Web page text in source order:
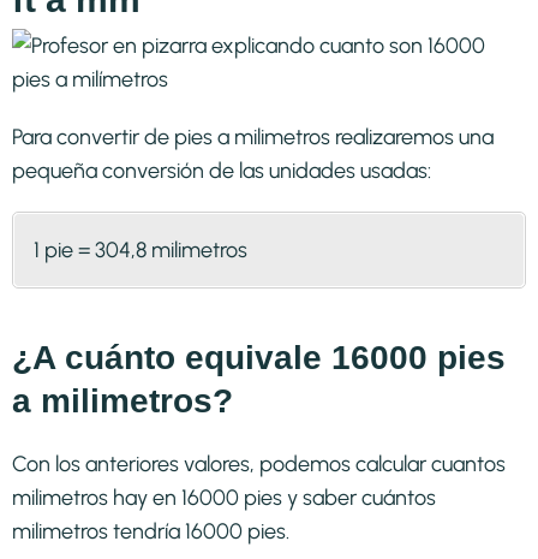
Para convertir de pies a milimetros realizaremos una
pequeña conversión de las unidades usadas:
1 pie = 304,8 milimetros
¿A cuánto equivale 16000 pies
a milimetros?
Con los anteriores valores, podemos calcular cuantos
milimetros hay en 16000 pies y saber cuántos
milimetros tendría 16000 pies.